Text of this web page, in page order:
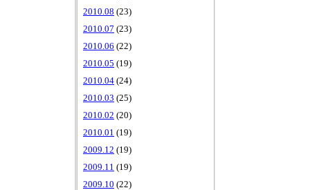
2010.08 (23)
2010.07 (23)
2010.06 (22)
2010.05 (19)
2010.04 (24)
2010.03 (25)
2010.02 (20)
2010.01 (19)
2009.12 (19)
2009.11 (19)
2009.10 (22)